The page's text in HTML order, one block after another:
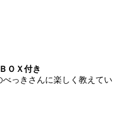
ＯＸ付き
っきさんに楽しく教えてい